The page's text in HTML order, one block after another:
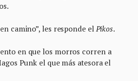
camino”, les responde el Pikos.
en que los morros corren a
Punk el que más atesora el